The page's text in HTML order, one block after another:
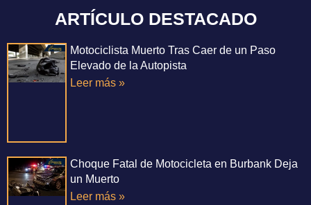
ARTÍCULO DESTACADO
Motociclista Muerto Tras Caer de un Paso
Elevado de la Autopista
Leer más »
Choque Fatal de Motocicleta en Burbank Deja
un Muerto
Leer más »